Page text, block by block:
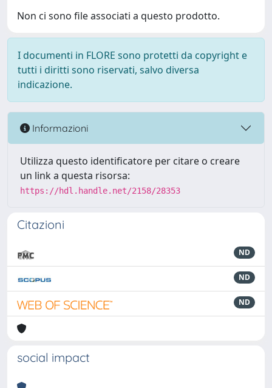
Non ci sono file associati a questo prodotto.
I documenti in FLORE sono protetti da copyright e
tutti i diritti sono riservati, salvo diversa
indicazione.
Informazioni
Utilizza questo identificatore per citare o creare
un link a questa risorsa:
https://hdl.handle.net/2158/28353
Citazioni
ND
ND
ND
social impact